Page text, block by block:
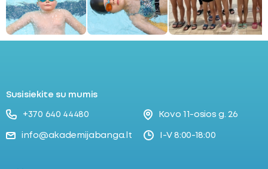
Susisiekite su mumis
+370 640 44480
info@akademijabanga.lt
Kovo 11-osios g. 26
I-V 8:00-18:00